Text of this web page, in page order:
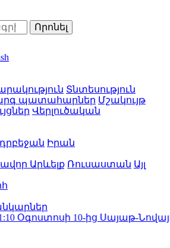
Տնտեսություն
պատահարներ Մշակույթ
Վերլուծական
Իրան
Արևելք Ռուսաստան Այլ
10-ից Սայաթ-Նովայի